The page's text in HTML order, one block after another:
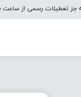
از ساعت ۱۰ الی ۲۰ | تلفن تماس: ۰۲۱۸۸۸۸۶۸۵۰